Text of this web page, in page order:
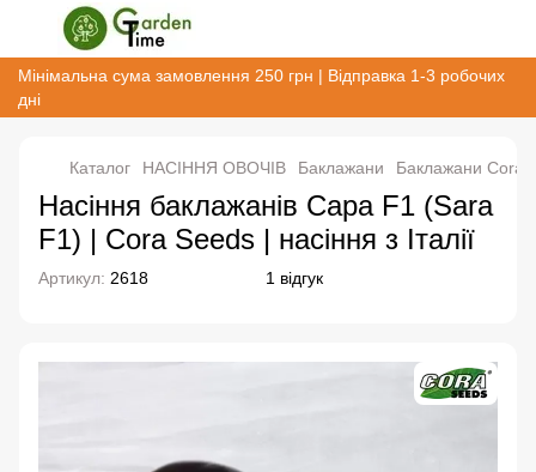
Мінімальна сума замовлення 250 грн | Відправка 1-3 робочих
дні
Каталог НАСІННЯ ОВОЧІВ Баклажани Баклажани Cora
Насіння баклажанів Сара F1 (Sara
F1) | Cora Seeds | насіння з Італії
Артикул: 2618 1 відгук